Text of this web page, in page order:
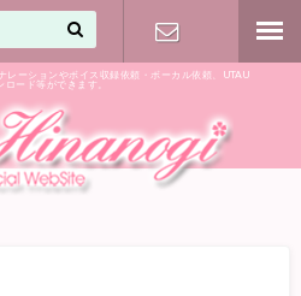
レーションやボイス収録依頼・ボーカル依頼、UTAU
ロード等ができます。
気軽に♪